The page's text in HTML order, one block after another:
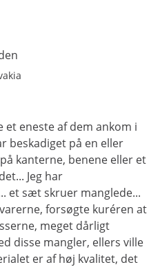
et eneste af dem ankom i
beskadiget på en eller
kanterne, benene eller et
Jeg har
et sæt skruer manglede...
forsøgte kuréren at
meget dårligt
disse mangler, ellers ville
er af høj kvalitet, det